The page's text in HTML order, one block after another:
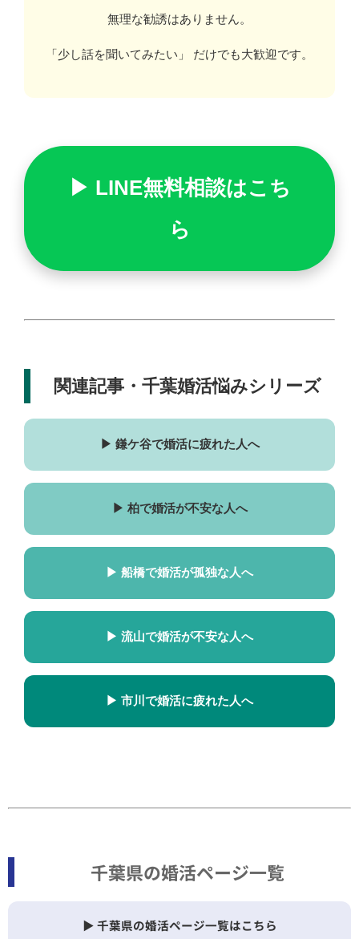
無理な勧誘はありません。
「少し話を聞いてみたい」 だけでも大歓迎です。
▶ LINE無料相談はこち
ら
関連記事・千葉婚活悩みシリーズ
▶ 鎌ケ谷で婚活に疲れた人へ
▶ 柏で婚活が不安な人へ
▶ 船橋で婚活が孤独な人へ
▶ 流山で婚活が不安な人へ
▶ 市川で婚活に疲れた人へ
千葉県の婚活ページ一覧
▶ 千葉県の婚活ページ一覧はこちら